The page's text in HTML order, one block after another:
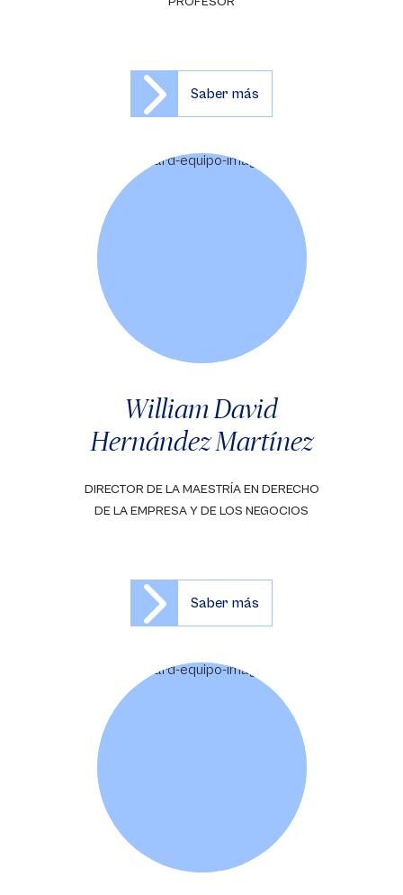
Saber más
William David
Hernández Martínez
DIRECTOR DE LA MAESTRÍA EN DERECHO
DE LA EMPRESA Y DE LOS NEGOCIOS
Saber más